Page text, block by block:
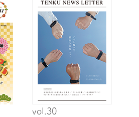
vol.30